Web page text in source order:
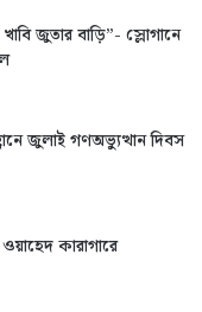
জুতার বাড়ি”- স্লোগানে
জুলাই গণঅভ্যুত্থান দিবস
কারাগারে